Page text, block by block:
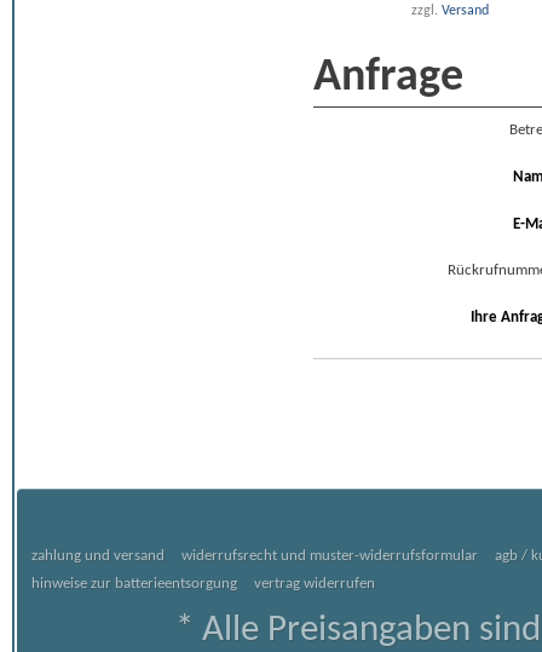
zzgl. Versand
Anfrage
E-
Ihre
zahlung und versand widerrufsrecht und muster-widerrufsformular
agb /
hinweise zur batterieentsorgung
vertrag widerrufen
* Alle Preisangaben